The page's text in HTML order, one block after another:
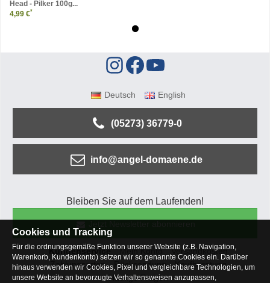
Head - Pilker 100g...
4,99 €*
Deutsch English
(05273) 36779-0
info@angel-domaene.de
Bleiben Sie auf dem Laufenden!
Kundenservice Mein Konto
Versandkosten
Zahlungsarten
Rücksendung
Kaufberatung
Häufige Fragen
Cookies und Tracking
Für die ordnungsgemäße Funktion unserer Website (z.B. Navigation,
Warenkorb, Kundenkonto) setzen wir so genannte Cookies ein. Darüber
hinaus verwenden wir Cookies, Pixel und vergleichbare Technologien, um
unsere Website an bevorzugte Verhaltensweisen anzupassen,